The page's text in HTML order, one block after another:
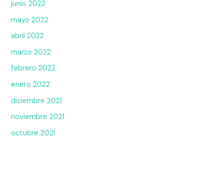
junio 2022
mayo 2022
abril 2022
marzo 2022
febrero 2022
enero 2022
diciembre 2021
noviembre 2021
octubre 2021